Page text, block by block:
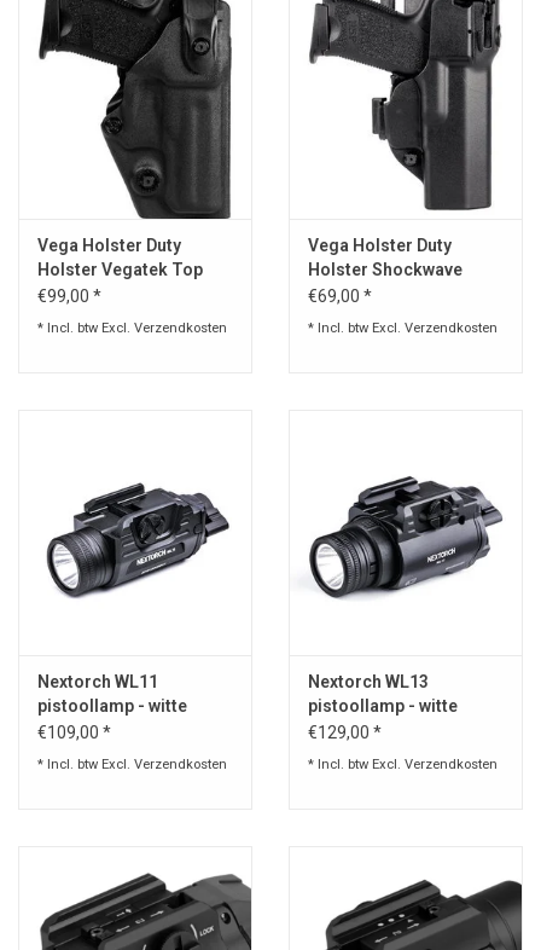
Vega Holster Duty
Holster Vegatek Top
VKT8
€99,00 *
* Incl. btw Excl. Verzendkosten
Vega Holster Duty
Holster Shockwave
SHWD8
€69,00 *
* Incl. btw Excl. Verzendkosten
Nextorch WL11
pistoollamp - witte
verlichting - 650 lumen
€109,00 *
* Incl. btw Excl. Verzendkosten
Nextorch WL13
pistoollamp - witte
verlichting - 1300 lumen
€129,00 *
* Incl. btw Excl. Verzendkosten